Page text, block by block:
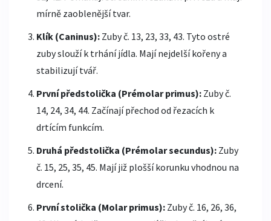
mírně zaoblenější tvar.
Klík (Caninus): Zuby č. 13, 23, 33, 43. Tyto ostré
zuby slouží k trhání jídla. Mají nejdelší kořeny a
stabilizují tvář.
První předstolička (Prémolar primus): Zuby č.
14, 24, 34, 44. Začínají přechod od řezacích k
drtícím funkcím.
Druhá předstolička (Prémolar secundus): Zuby
č. 15, 25, 35, 45. Mají již plošší korunku vhodnou na
drcení.
První stolička (Molar primus): Zuby č. 16, 26, 36,